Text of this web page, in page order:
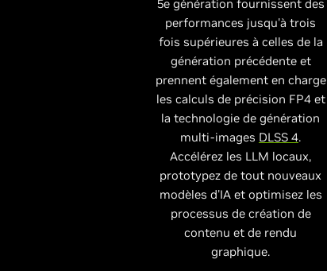
5e génération fournissent des
performances jusqu'à trois
fois supérieures à celles de la
génération précédente et
prennent également en charge
les calculs de précision FP4 et
la technologie de génération
multi-images DLSS 4.
Accélérez les LLM locaux,
prototypez de tout nouveaux
modèles d'IA et optimisez les
processus de création de
contenu et de rendu
graphique.